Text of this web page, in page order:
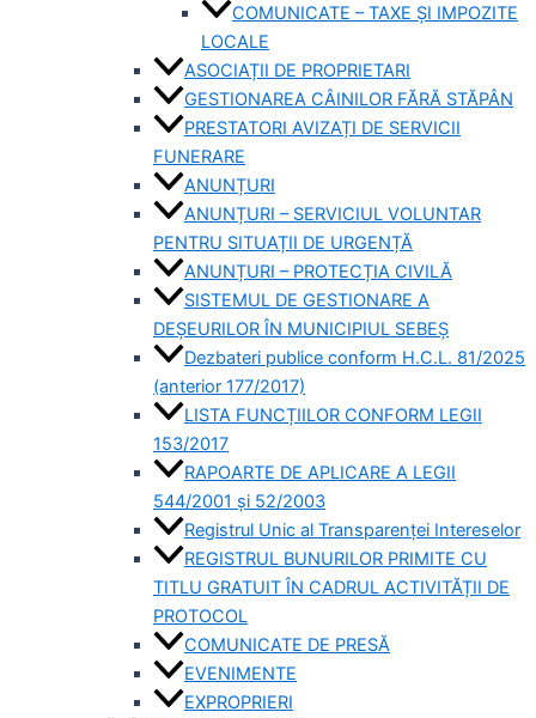
COMUNICATE – TAXE ȘI IMPOZITE
LOCALE
ASOCIAȚII DE PROPRIETARI
GESTIONAREA CÂINILOR FĂRĂ STĂPÂN
PRESTATORI AVIZAȚI DE SERVICII
FUNERARE
ANUNȚURI
ANUNȚURI – SERVICIUL VOLUNTAR
PENTRU SITUAȚII DE URGENȚĂ
ANUNȚURI – PROTECȚIA CIVILĂ
SISTEMUL DE GESTIONARE A
DEȘEURILOR ÎN MUNICIPIUL SEBEȘ
Dezbateri publice conform H.C.L. 81/2025
(anterior 177/2017)
LISTA FUNCȚIILOR CONFORM LEGII
153/2017
RAPOARTE DE APLICARE A LEGII
544/2001 și 52/2003
Registrul Unic al Transparenței Intereselor
REGISTRUL BUNURILOR PRIMITE CU
TITLU GRATUIT ÎN CADRUL ACTIVITĂȚII DE
PROTOCOL
COMUNICATE DE PRESĂ
EVENIMENTE
EXPROPRIERI